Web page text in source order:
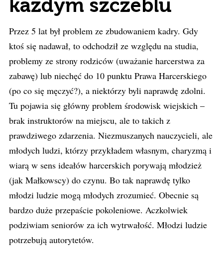
każdym szczeblu
Przez 5 lat był problem ze zbudowaniem kadry. Gdy
ktoś się nadawał, to odchodził ze względu na studia,
problemy ze strony rodziców (uważanie harcerstwa za
zabawę) lub niechęć do 10 punktu Prawa Harcerskiego
(po co się męczyć?), a niektórzy byli naprawdę zdolni.
Tu pojawia się główny problem środowisk wiejskich –
brak instruktorów na miejscu, ale to takich z
prawdziwego zdarzenia. Niezmuszanych nauczycieli, ale
młodych ludzi, którzy przykładem własnym, charyzmą i
wiarą w sens ideałów harcerskich porywają młodzież
(jak Małkowscy) do czynu. Bo tak naprawdę tylko
młodzi ludzie mogą młodych zrozumieć. Obecnie są
bardzo duże przepaście pokoleniowe. Aczkolwiek
podziwiam seniorów za ich wytrwałość. Młodzi ludzie
potrzebują autorytetów.